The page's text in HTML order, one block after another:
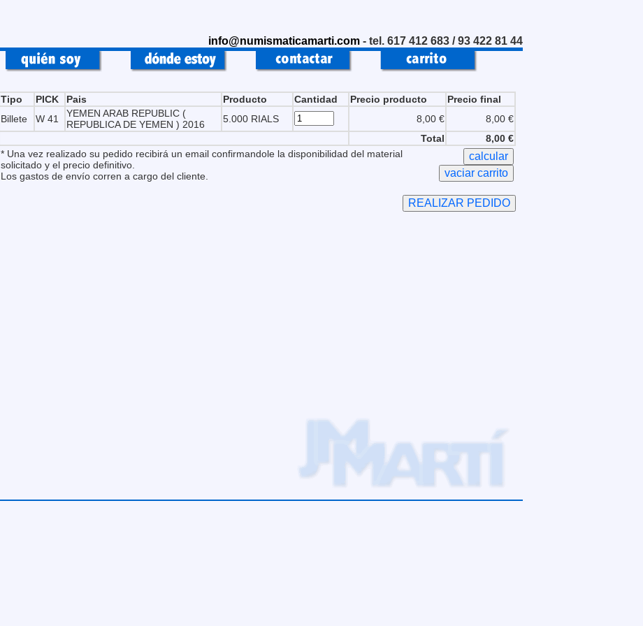
info@numismaticamarti.com - tel. 617 412 683 / 93 422 81 44
Tipo PICK Pais Producto Cantidad Precio producto
Precio final
Billete
W 41
YEMEN ARAB REPUBLIC (
REPUBLICA DE YEMEN ) 2016
5.000 RIALS 8,00 €
8,00 €
Total
8,00 €
* Una vez realizado su pedido recibirá un email confirmandole la disponibilidad del material
solicitado y el precio definitivo.
Los gastos de envío corren a cargo del cliente.